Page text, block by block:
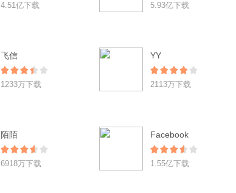
4.51亿下载 5.93亿下载
飞信
1233万下载
YY
2113万下载
陌陌
6918万下载
Facebook
1.55亿下载